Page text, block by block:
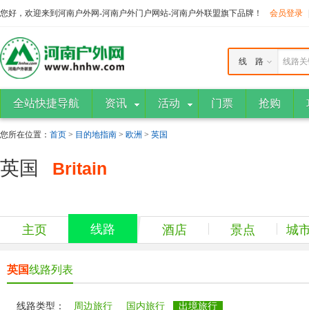
您好，欢迎来到河南户外网-河南户外门户网站-河南户外联盟旗下品牌！ 会员登录
线路
线 路
全站快捷导航 资讯 活动 门票 抢购
您所在位置： 首页 > 目的地指南 > 欧洲 > 英国
英国 Britain
主页 线路 酒店 景点 城
英国线路列表
线路类型： 周边旅行 国内旅行 出境旅行